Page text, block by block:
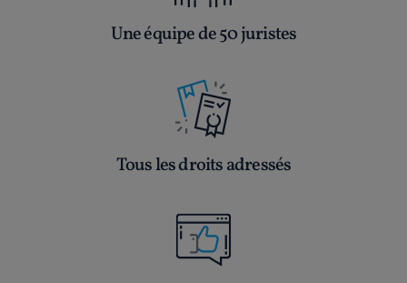
Une équipe de 50 juristes
Tous les droits adressés